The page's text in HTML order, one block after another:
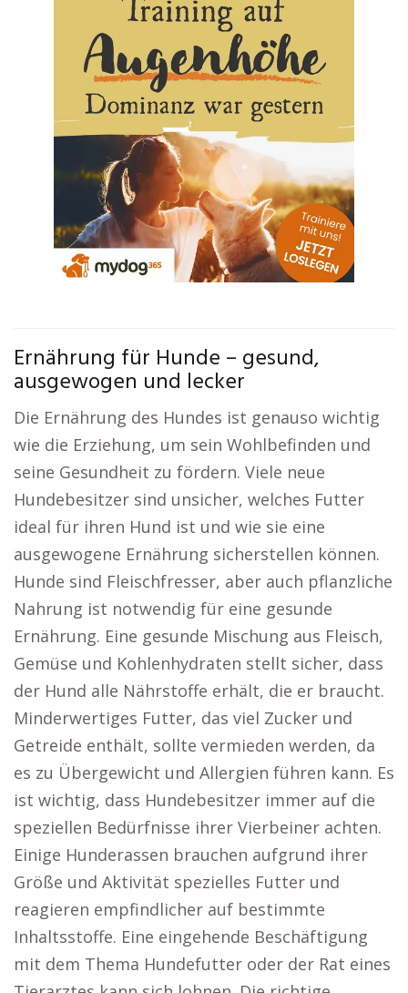
Ernährung für Hunde – gesund,
ausgewogen und lecker
Die Ernährung des Hundes ist genauso wichtig
wie die Erziehung, um sein Wohlbefinden und
seine Gesundheit zu fördern. Viele neue
Hundebesitzer sind unsicher, welches Futter
ideal für ihren Hund ist und wie sie eine
ausgewogene Ernährung sicherstellen können.
Hunde sind Fleischfresser, aber auch pflanzliche
Nahrung ist notwendig für eine gesunde
Ernährung. Eine gesunde Mischung aus Fleisch,
Gemüse und Kohlenhydraten stellt sicher, dass
der Hund alle Nährstoffe erhält, die er braucht.
Minderwertiges Futter, das viel Zucker und
Getreide enthält, sollte vermieden werden, da
es zu Übergewicht und Allergien führen kann. Es
ist wichtig, dass Hundebesitzer immer auf die
speziellen Bedürfnisse ihrer Vierbeiner achten.
Einige Hunderassen brauchen aufgrund ihrer
Größe und Aktivität spezielles Futter und
reagieren empfindlicher auf bestimmte
Inhaltsstoffe. Eine eingehende Beschäftigung
mit dem Thema Hundefutter oder der Rat eines